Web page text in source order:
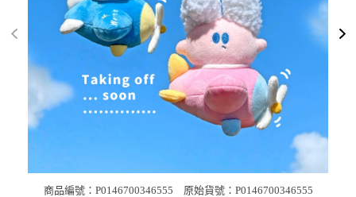
商品編號：P0146700346555 原始貨號：P0146700346555